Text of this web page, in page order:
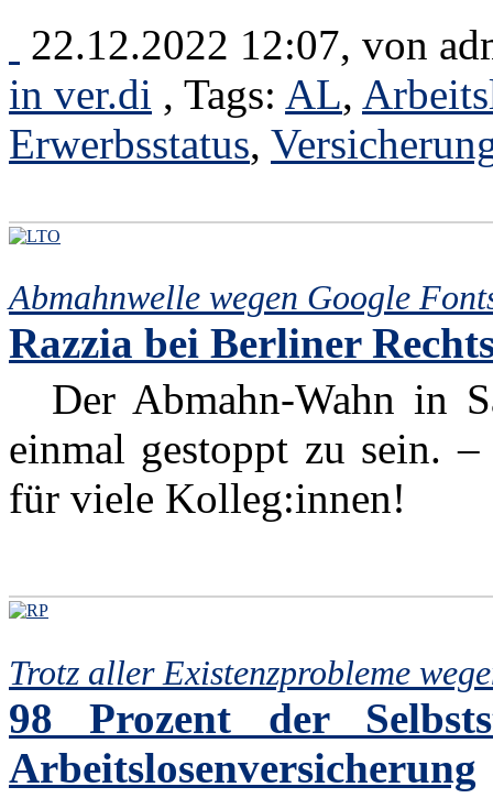
22.12.2022 12:07, von
in ver.di , Tags: AL,
Erwerbsstatus,
Abmahnwelle wegen Google
Razzia bei Ber­liner
Der Abmahn-Wahn in
einmal gestoppt zu sein.
für viele Kolleg:innen!
Trotz aller Existenzprobleme
98 Prozent der
Arbeitslosenversicherung